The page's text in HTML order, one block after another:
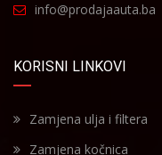
info@prodajaauta.ba
KORISNI LINKOVI
Zamjena ulja i filtera
Zamjena kočnica